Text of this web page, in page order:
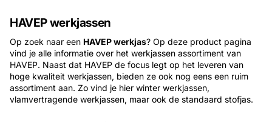
HAVEP werkjassen
Op zoek naar een HAVEP werkjas? Op deze product pagina
vind je alle informatie over het werkjassen assortiment van
HAVEP. Naast dat HAVEP de focus legt op het leveren van
hoge kwaliteit werkjassen, bieden ze ook nog eens een ruim
assortiment aan. Zo vind je hier winter werkjassen,
vlamvertragende werkjassen, maar ook de standaard stofjas.